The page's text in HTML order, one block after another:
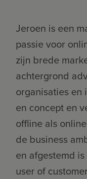
Jeroen is een
passie voor
zijn brede
achtergrond
organisaties en
en concept en
offline als
de business
en afgestemd
user of